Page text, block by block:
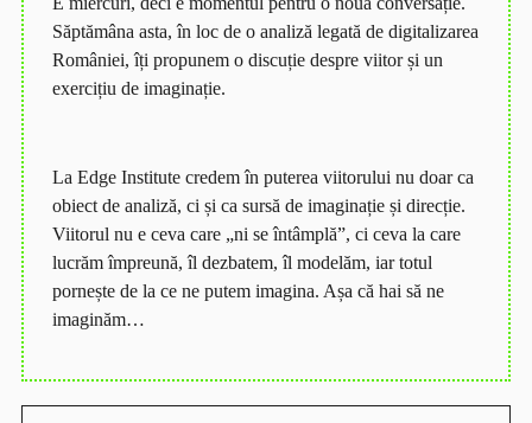
Săptămâna asta, în loc de o analiză legată de digitalizarea
României, îți propunem o discuție despre viitor și un
exercițiu de imaginație.
La Edge Institute credem în puterea viitorului nu doar ca
obiect de analiză, ci și ca sursă de imaginație și direcție.
Viitorul nu e ceva care „ni se întâmplă”, ci ceva la care
lucrăm împreună, îl dezbatem, îl modelăm, iar totul
pornește de la ce ne putem imagina. Așa că hai să ne
imaginăm…